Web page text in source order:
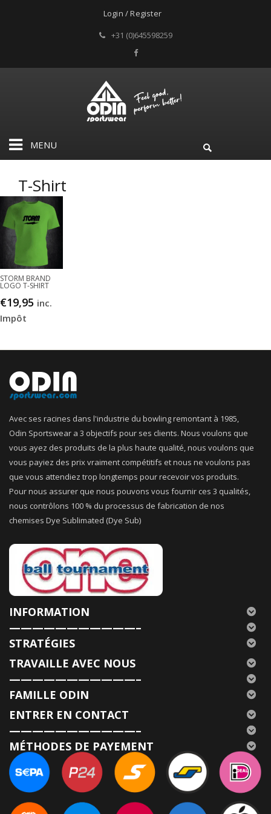
Login / Register
+31 (0)645598259
MENU
T-Shirt
STORM BRAND
LOGO T-SHIRT
€19,95 inc.
Impôt
Avec ses racines dans l'industrie du bowling remontant à 1985,
Odin Sportswear a 3 objectifs pour ses clients. Nous voulons que
vous ayez des produits de la plus haute qualité, nous voulons que
vous payiez des prix vraiment compétitifs et nous ne voulons pas
que vous attendiez trop longtemps pour recevoir vos produits.
Pour nous assurer que nous pouvons vous fournir ces 3 qualités,
nous contrôlons 100 % du processus de fabrication de nos
chemises Dye Sublimated (Dye Sub)
INFORMATION
———————————–
STRATÉGIES
TRAVAILLE AVEC NOUS
———————————–
FAMILLE ODIN
ENTRER EN CONTACT
———————————–
MÉTHODES DE PAYEMENT